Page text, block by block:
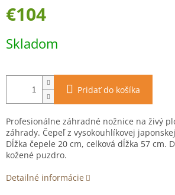
€104
cena:
Skladom
Pridať do košíka
Profesionálne záhradné nožnice na živý
záhrady. Čepeľ z vysokouhlíkovej
Dĺžka čepele 20 cm, celková dĺžka 57 cm.
kožené puzdro.
Detailné informácie